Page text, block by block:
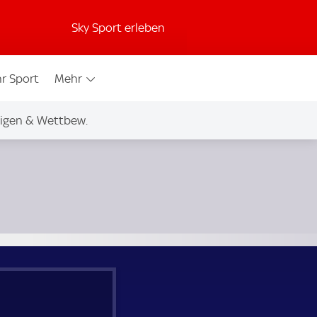
Sky Sport erleben
Sport Mehr
& Wettbew.